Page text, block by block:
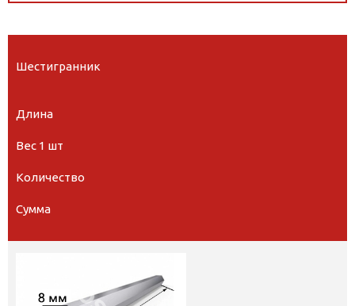
Шестигранник
Длина
Вес 1 шт
Количество
Сумма